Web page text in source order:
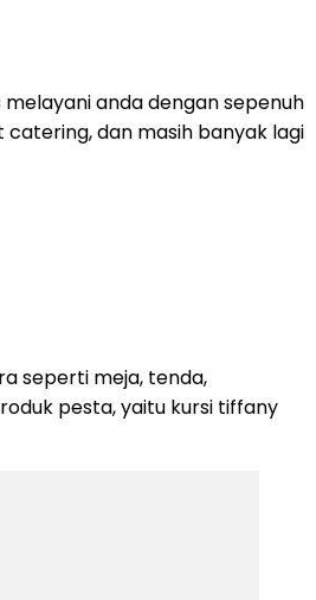
anda dengan sepenuh
dan masih banyak lagi
seperti meja, tenda,
pesta, yaitu kursi tiffany